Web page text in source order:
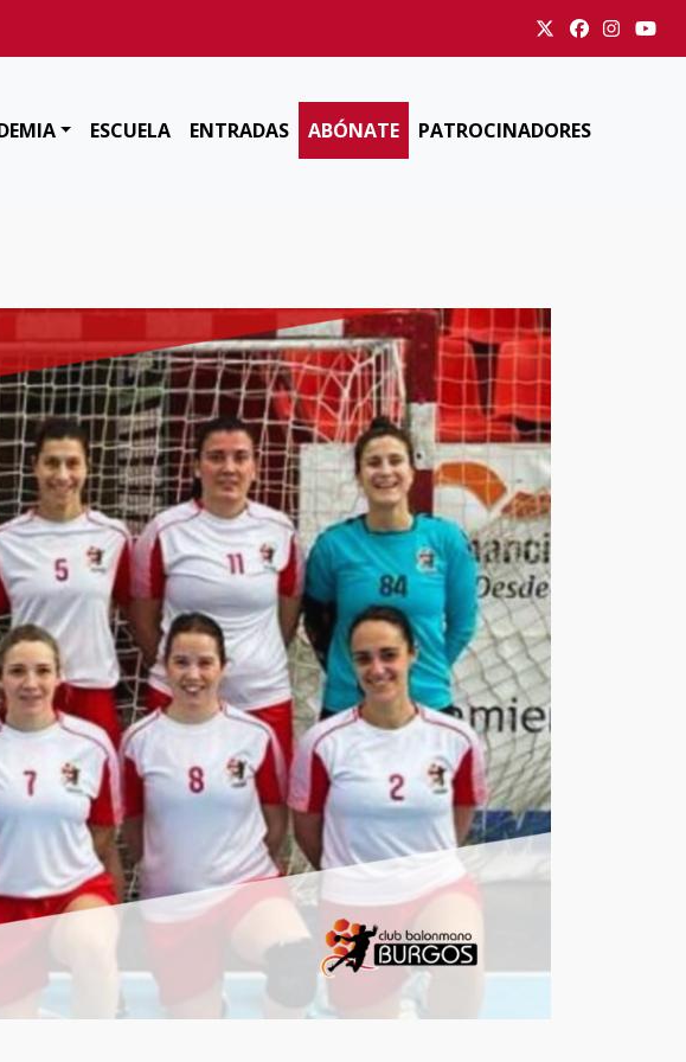
ESCUELA ENTRADAS ABÓNATE PATROCINADORES